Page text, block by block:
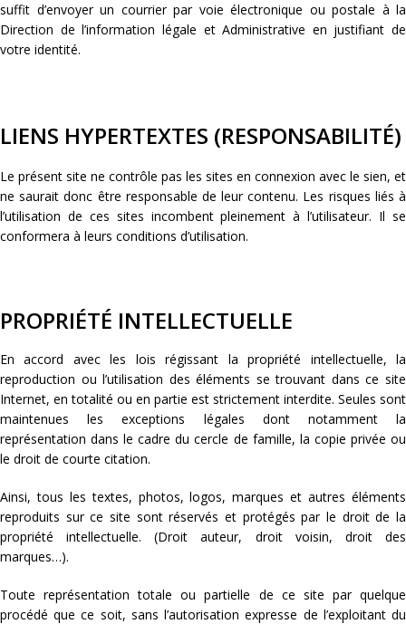
suffit d’envoyer un courrier par voie électronique ou postale à la
Direction de l’information légale et Administrative en justifiant de
votre identité.
LIENS HYPERTEXTES (RESPONSABILITÉ)
Le présent site ne contrôle pas les sites en connexion avec le sien, et
ne saurait donc être responsable de leur contenu. Les risques liés à
l’utilisation de ces sites incombent pleinement à l’utilisateur. Il se
conformera à leurs conditions d’utilisation.
PROPRIÉTÉ INTELLECTUELLE
En accord avec les lois régissant la propriété intellectuelle, la
reproduction ou l’utilisation des éléments se trouvant dans ce site
Internet, en totalité ou en partie est strictement interdite. Seules sont
maintenues les exceptions légales dont notamment la
représentation dans le cadre du cercle de famille, la copie privée ou
le droit de courte citation.
Ainsi, tous les textes, photos, logos, marques et autres éléments
reproduits sur ce site sont réservés et protégés par le droit de la
propriété intellectuelle. (Droit auteur, droit voisin, droit des
marques…).
Toute représentation totale ou partielle de ce site par quelque
procédé que ce soit, sans l’autorisation expresse de l’exploitant du